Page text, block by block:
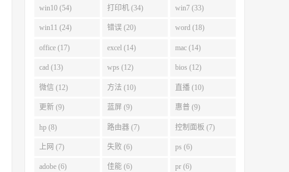
win10 (54) 打印机 (34) win7 (33)
win11 (24) 错误 (20) word (18)
office (17) excel (14) mac (14)
cad (13) wps (12) bios (12)
微信 (12) 方法 (10) 直播 (10)
更新 (9) 蓝屏 (9) 惠普 (9)
hp (8) 路由器 (7) 控制面板 (7)
上网 (7) 失败 (6) ps (6)
adobe (6) 佳能 (6) pr (6)